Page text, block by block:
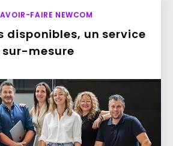
FAIRE NEWCOM
disponibles, un service
sur-mesure